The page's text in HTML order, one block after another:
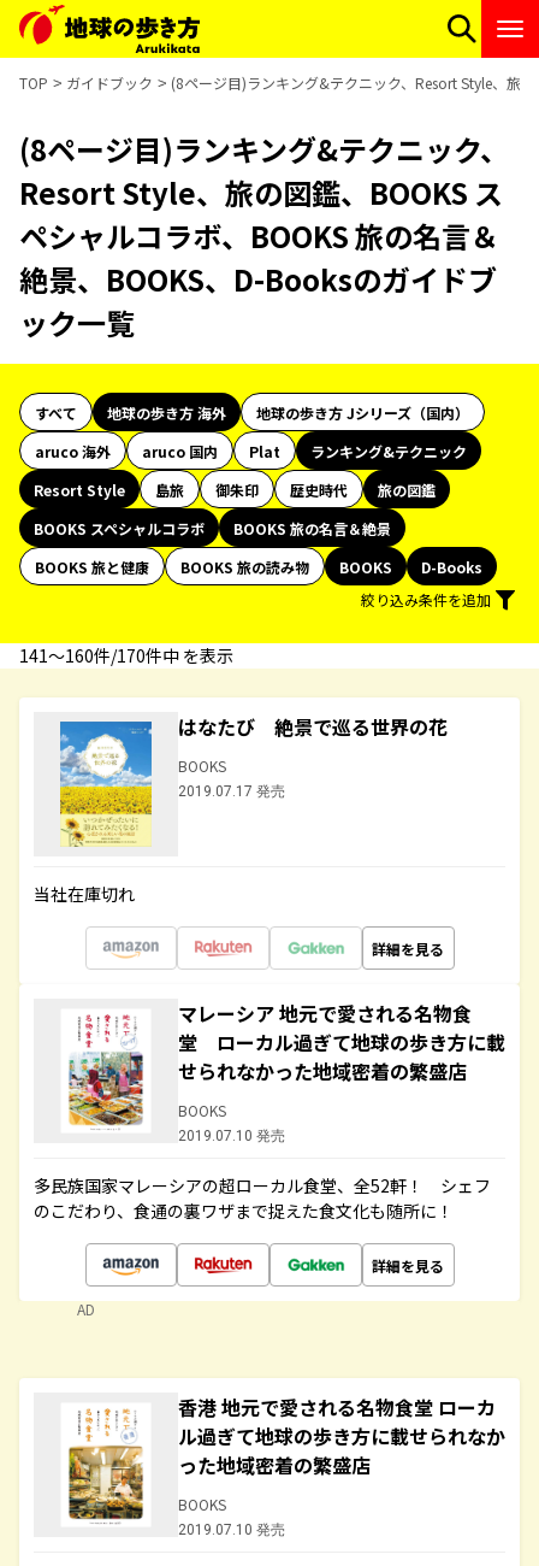
TOP ガイドブック (8ページ目)ランキング&テクニック、Resort Style、旅
(8ページ目)ランキング&テクニック、
Resort Style、旅の図鑑、BOOKS ス
ペシャルコラボ、BOOKS 旅の名言＆
絶景、BOOKS、D-Booksのガイドブ
ック一覧
すべて 地球の歩き方 海外
地球の歩き方 Jシリーズ（国内）
aruco 海外
aruco 国内 Plat
ランキング&テクニック
Resort Style
島旅 御朱印 歴史時代
旅の図鑑
BOOKS スペシャルコラボ
BOOKS 旅の名言＆絶景
BOOKS 旅と健康
BOOKS 旅の読み物 BOOKS
D-Books
絞り込み条件を追加
141〜160件/170件中 を表示
はなたび 絶景で巡る世界の花
BOOKS
2019.07.17 発売
当社在庫切れ
詳細を見る
マレーシア 地元で愛される名物食
堂 ローカル過ぎて地球の歩き方に載
せられなかった地域密着の繁盛店
BOOKS
2019.07.10 発売
多民族国家マレーシアの超ローカル食堂、全52軒！ シェフ
のこだわり、食通の裏ワザまで捉えた食文化も随所に！
詳細を見る
AD
香港 地元で愛される名物食堂 ローカ
ル過ぎて地球の歩き方に載せられなか
った地域密着の繁盛店
BOOKS
2019.07.10 発売